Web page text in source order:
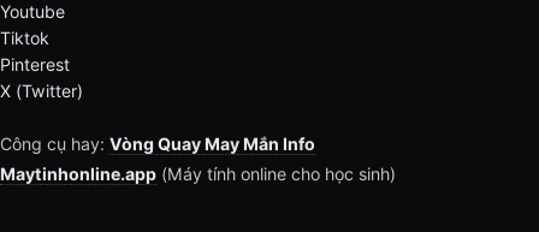
Youtube
Tiktok
Pinterest
X (Twitter)
Công cụ hay: Vòng Quay May Mắn Info
Maytinhonline.app (Máy tính online cho học sinh)